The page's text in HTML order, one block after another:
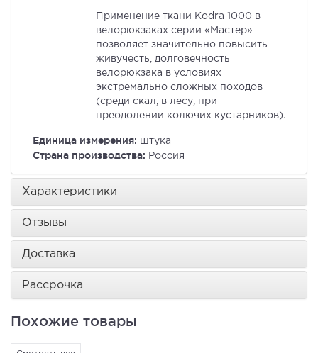
Применение ткани Kodra 1000 в
велорюкзаках серии «Мастер»
позволяет значительно повысить
живучесть, долговечность
велорюкзака в условиях
экстремально сложных походов
(среди скал, в лесу, при
преодолении колючих кустарников).
Единица измерения: штука
Страна производства: Россия
Характеристики
Отзывы
Доставка
Рассрочка
Похожие товары